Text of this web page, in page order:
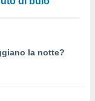
la notte?